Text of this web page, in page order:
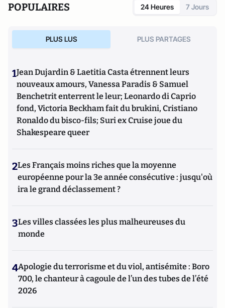
POPULAIRES 24 Heures 7 Jours
PLUS LUS PLUS PARTAGES
1Jean Dujardin & Laetitia Casta étrennent leurs
nouveaux amours, Vanessa Paradis & Samuel
Benchetrit enterrent le leur; Leonardo di Caprio
fond, Victoria Beckham fait du brukini, Cristiano
Ronaldo du bisco-fils; Suri ex Cruise joue du
Shakespeare queer
2Les Français moins riches que la moyenne
européenne pour la 3e année consécutive : jusqu'où
ira le grand déclassement ?
3Les villes classées les plus malheureuses du
monde
4Apologie du terrorisme et du viol, antisémite : Boro
700, le chanteur à cagoule de l’un des tubes de l’été
2026